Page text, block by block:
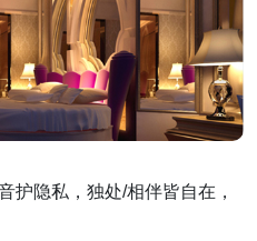
护隐私，独处/相伴皆自在，